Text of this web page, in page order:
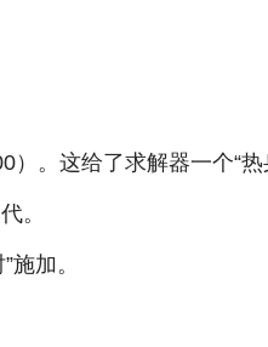
）。这给了求解器一个“热
。
加。